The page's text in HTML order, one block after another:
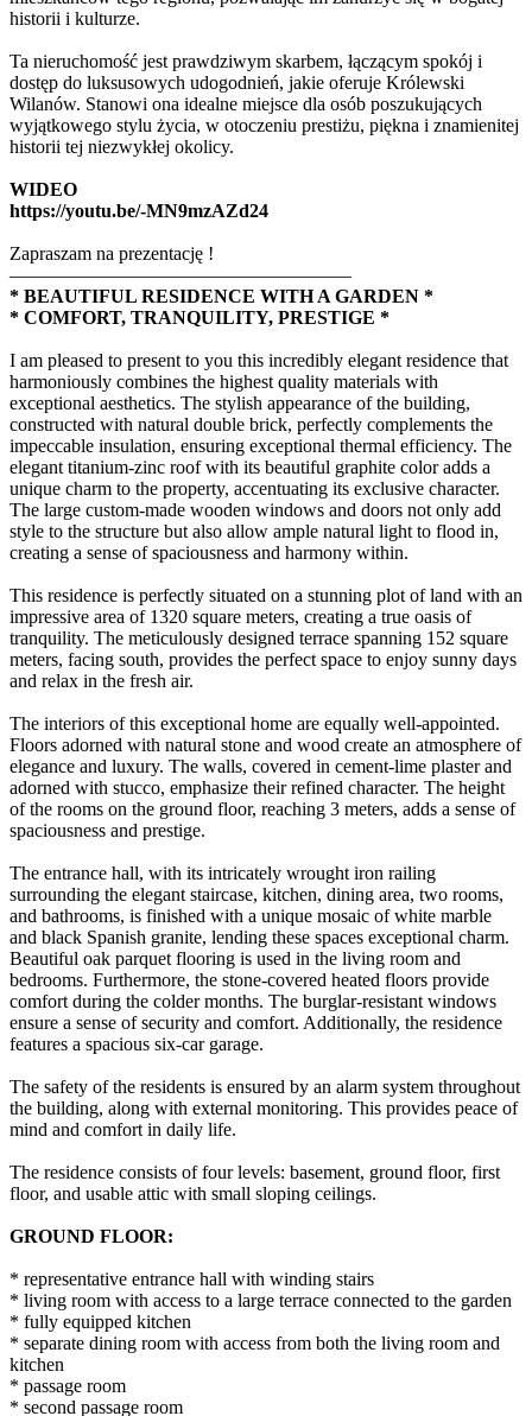
historii i kulturze.
Ta nieruchomość jest prawdziwym skarbem, łączącym spokój i
dostęp do luksusowych udogodnień, jakie oferuje Królewski
Wilanów. Stanowi ona idealne miejsce dla osób poszukujących
wyjątkowego stylu życia, w otoczeniu prestiżu, piękna i znamienitej
historii tej niezwykłej okolicy.
WIDEO
https://youtu.be/-MN9mzAZd24
Zapraszam na prezentację !
——————————————————
* BEAUTIFUL RESIDENCE WITH A GARDEN *
* COMFORT, TRANQUILITY, PRESTIGE *
I am pleased to present to you this incredibly elegant residence that
harmoniously combines the highest quality materials with
exceptional aesthetics. The stylish appearance of the building,
constructed with natural double brick, perfectly complements the
impeccable insulation, ensuring exceptional thermal efficiency. The
elegant titanium-zinc roof with its beautiful graphite color adds a
unique charm to the property, accentuating its exclusive character.
The large custom-made wooden windows and doors not only add
style to the structure but also allow ample natural light to flood in,
creating a sense of spaciousness and harmony within.
This residence is perfectly situated on a stunning plot of land with an
impressive area of 1320 square meters, creating a true oasis of
tranquility. The meticulously designed terrace spanning 152 square
meters, facing south, provides the perfect space to enjoy sunny days
and relax in the fresh air.
The interiors of this exceptional home are equally well-appointed.
Floors adorned with natural stone and wood create an atmosphere of
elegance and luxury. The walls, covered in cement-lime plaster and
adorned with stucco, emphasize their refined character. The height
of the rooms on the ground floor, reaching 3 meters, adds a sense of
spaciousness and prestige.
The entrance hall, with its intricately wrought iron railing
surrounding the elegant staircase, kitchen, dining area, two rooms,
and bathrooms, is finished with a unique mosaic of white marble
and black Spanish granite, lending these spaces exceptional charm.
Beautiful oak parquet flooring is used in the living room and
bedrooms. Furthermore, the stone-covered heated floors provide
comfort during the colder months. The burglar-resistant windows
ensure a sense of security and comfort. Additionally, the residence
features a spacious six-car garage.
The safety of the residents is ensured by an alarm system throughout
the building, along with external monitoring. This provides peace of
mind and comfort in daily life.
The residence consists of four levels: basement, ground floor, first
floor, and usable attic with small sloping ceilings.
GROUND FLOOR:
* representative entrance hall with winding stairs
* living room with access to a large terrace connected to the garden
* fully equipped kitchen
* separate dining room with access from both the living room and
kitchen
* passage room
* second passage room